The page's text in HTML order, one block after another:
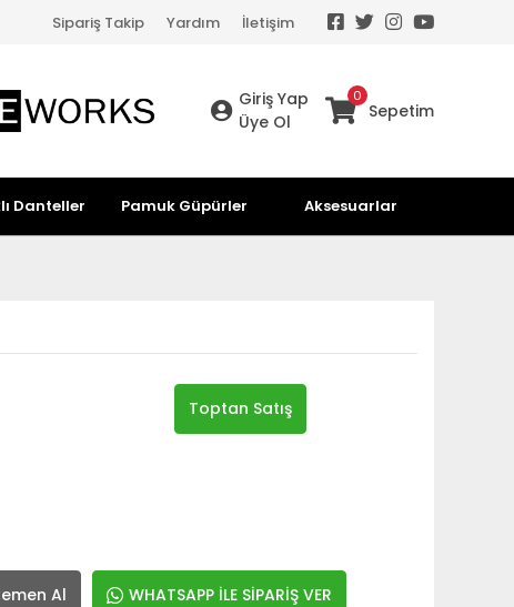
Sipariş Takip Yardım İletişim
Giriş Yap
Üye Ol
0
Sepetim
Danteller Pamuk Güpürler Aksesuarlar
Al WHATSAPP İLE SİPARİŞ VER
Toptan Satış